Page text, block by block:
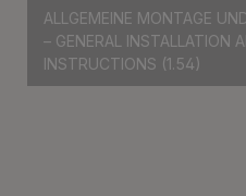
ALLGEMEINE MONTAGE
– GENERAL INSTALLATION
INSTRUCTIONS (1.54)